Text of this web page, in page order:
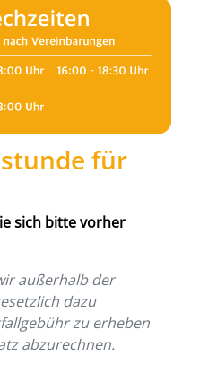
für
sich bitte vorher
außerhalb der
dazu
zu erheben
abzurechnen.